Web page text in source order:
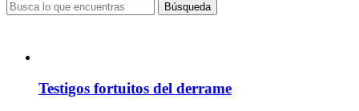
Búsqueda
Testigos fortuitos del derrame